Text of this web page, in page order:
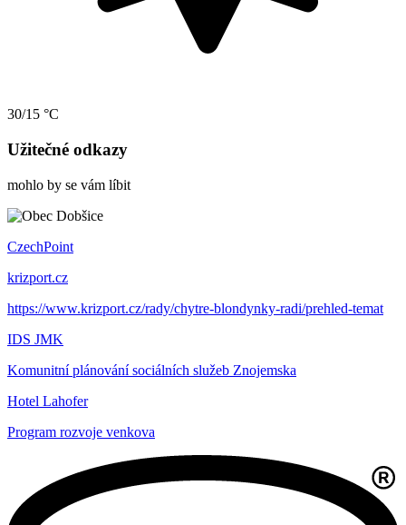
30/15 °C
Užitečné odkazy
mohlo by se vám líbit
CzechPoint
krizport.cz
https://www.krizport.cz/rady/chytre-blondynky-radi/prehled-temat
IDS JMK
Komunitní plánování sociálních služeb Znojemska
Hotel Lahofer
Program rozvoje venkova